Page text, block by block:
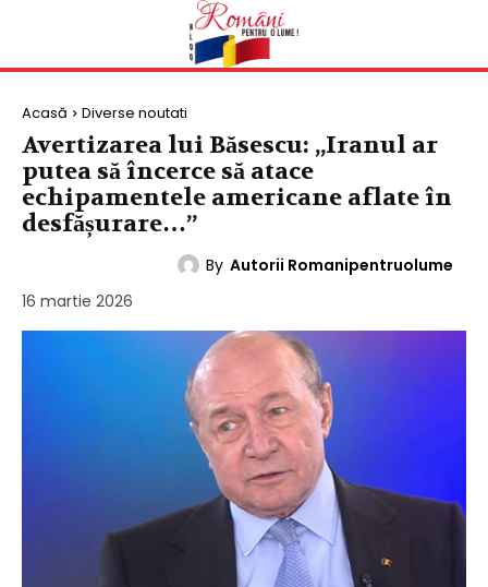
Acasă Diverse noutati
Avertizarea lui Băsescu: „Iranul ar
putea să încerce să atace
echipamentele americane aflate în
desfășurare…”
By Autorii Romanipentruolume
16 martie 2026